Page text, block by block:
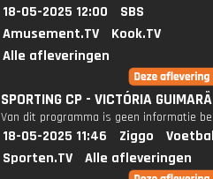
18-05-2025 12:00
SBS
Amusement.TV
Kook.TV
Alle afleveringen
SPORTING CP - VICTÓRIA
Van dit programma is geen informatie
18-05-2025 11:46 Ziggo
Sporten.TV
Alle afleveringen